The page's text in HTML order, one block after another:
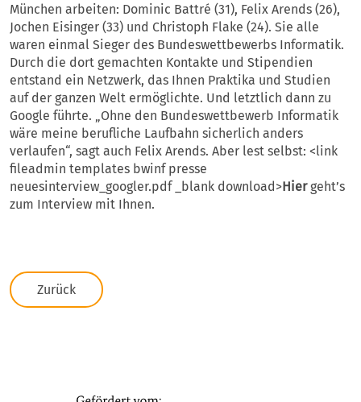
München arbeiten: Dominic Battré (31), Felix Arends (26),
Jochen Eisinger (33) und Christoph Flake (24). Sie alle
waren einmal Sieger des Bundeswettbewerbs Informatik.
Durch die dort gemachten Kontakte und Stipendien
entstand ein Netzwerk, das Ihnen Praktika und Studien
auf der ganzen Welt ermöglichte. Und letztlich dann zu
Google führte. „Ohne den Bundeswettbewerb Informatik
wäre meine berufliche Laufbahn sicherlich anders
verlaufen“, sagt auch Felix Arends. Aber lest selbst: <link
fileadmin templates bwinf presse
neuesinterview_googler.pdf _blank download>Hiergeht’s
zum Interview mit Ihnen.
Zurück